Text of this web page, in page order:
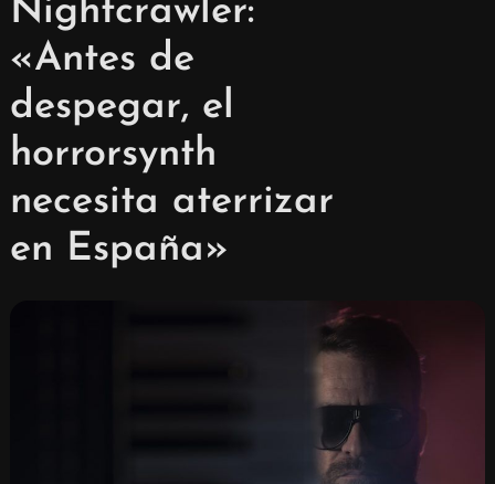
Nightcrawler:
«Antes de
despegar, el
horrorsynth
necesita aterrizar
en España»